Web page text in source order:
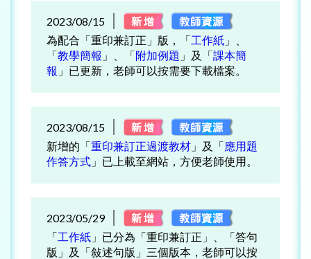
2023/08/15
為配合「重印兼訂正」版，「工作紙 」、
「教學簡報 」、「附加例題 」及「課本簡
報 」已更新，老師可以按需要下載檔案。
2023/08/15
新增的「重印兼訂正過渡教材 」及「應用題
作答方式 」已上載至網站，方便老師使用。
2023/05/29
「工作紙 」已分為「重印兼訂正」、「答句
版」及「敍述句版」三個版本，老師可以按